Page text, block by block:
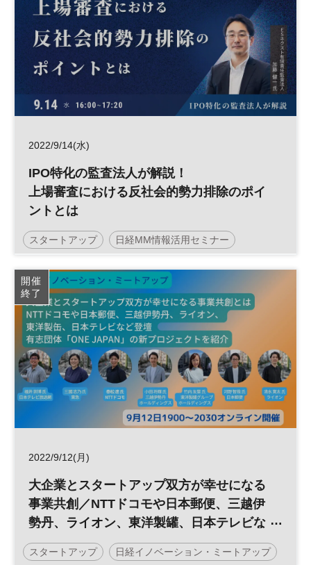
テクノロジー デジタル オープンイノベーション
平日夜開催 ベンチャー
2022/9/14(水)
IPO特化の監査法人が解説！
上場審査における反社会的勢力排除のポイ
ントとは
スタートアップ 日経MM情報活用セミナー
参加無料
開催
終了
2022/9/12(月)
大企業とスタートアップ双方が幸せになる
事業共創／NTTドコモや日本郵便、三越伊
勢丹、ライオン、東洋製罐、日本テレビな
どが議論【無料オンライン配信】◆日経イ
ノベーション・ミートアップ
スタートアップ 日経イノベーション・ミートアップ